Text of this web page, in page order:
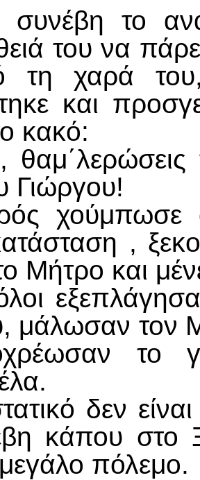
συνέβη το
του να
τη χαρά
και
κακό:
Γιώργου!
χούμπωσε
,
Μήτρο και
μάλωσαν τον
το
δεν
κάπου στο
πόλεμο.